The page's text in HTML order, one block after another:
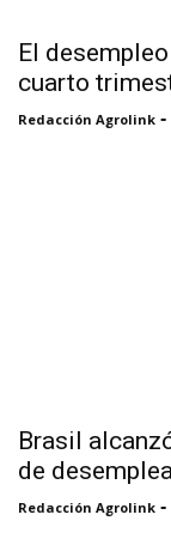
El
cuarto
Redacción Agrolink -
Brasil
de
Redacción Agrolink -